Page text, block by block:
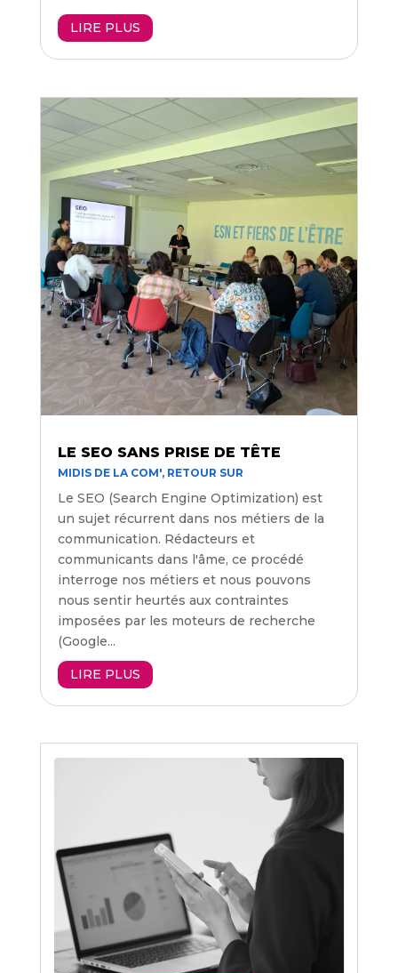
LIRE PLUS
LE SEO SANS PRISE DE TÊTE
MIDIS DE LA COM', RETOUR SUR
Le SEO (Search Engine Optimization) est
un sujet récurrent dans nos métiers de la
communication. Rédacteurs et
communicants dans l'âme, ce procédé
interroge nos métiers et nous pouvons
nous sentir heurtés aux contraintes
imposées par les moteurs de recherche
(Google...
LIRE PLUS